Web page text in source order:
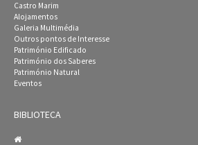
Castro Marim
Alojamentos
Galeria Multimédia
Outros pontos de Interesse
Património Edificado
Património dos Saberes
Património Natural
Eventos
BIBLIOTECA